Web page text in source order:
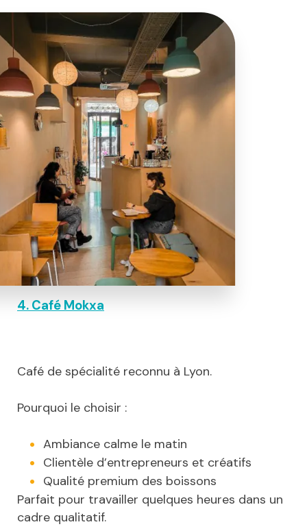
4. Café Mokxa
Café de spécialité reconnu à Lyon.
Pourquoi le choisir :
Ambiance calme le matin
Clientèle d’entrepreneurs et créatifs
Qualité premium des boissons
Parfait pour travailler quelques heures dans un
cadre qualitatif.